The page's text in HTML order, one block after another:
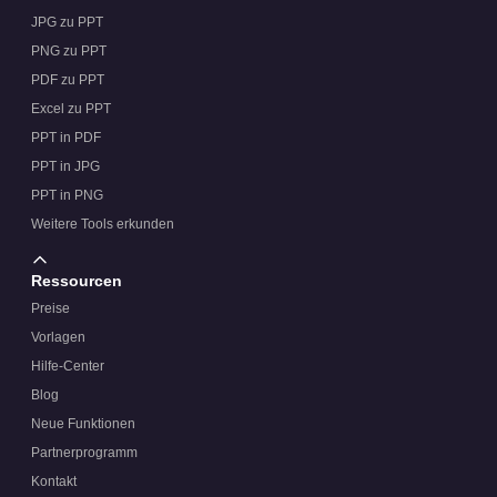
JPG zu PPT
PNG zu PPT
PDF zu PPT
Excel zu PPT
PPT in PDF
PPT in JPG
PPT in PNG
Weitere Tools erkunden
Ressourcen
Preise
Vorlagen
Hilfe-Center
Blog
Neue Funktionen
Partnerprogramm
Kontakt